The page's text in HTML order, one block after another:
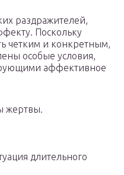
раздражителей,
Поскольку
четким и конкретным,
особые условия,
аффективное
жертвы.
длительного